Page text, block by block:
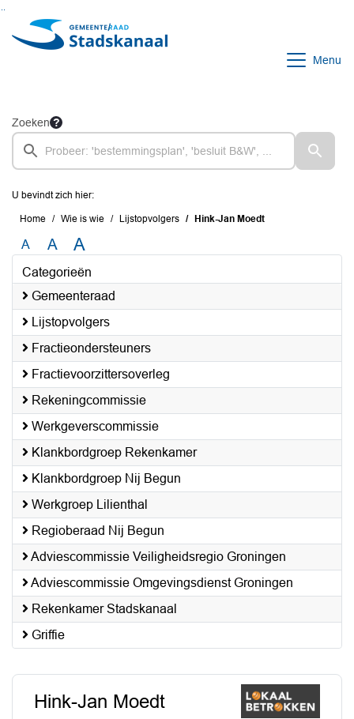
Ga naar de inhoud van deze pagina
Ga naar het zoeken
Ga naar het menu
Menu
Zoeken
U bevindt zich hier:
Home Wie is wie Lijstopvolgers Hink-Jan Moedt
A A A
Categorieën
Gemeenteraad
Lijstopvolgers
Fractieondersteuners
Fractievoorzittersoverleg
Rekeningcommissie
Werkgeverscommissie
Klankbordgroep Rekenkamer
Klankbordgroep Nij Begun
Werkgroep Lilienthal
Regioberaad Nij Begun
Adviescommissie Veiligheidsregio Groningen
Adviescommissie Omgevingsdienst Groningen
Rekenkamer Stadskanaal
Griffie
Hink-Jan Moedt